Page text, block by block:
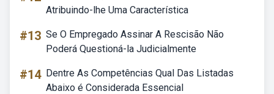
Atribuindo-lhe Uma Característica
#13 Se O Empregado Assinar A Rescisão Não
Poderá Questioná-la Judicialmente
#14 Dentre As Competências Qual Das Listadas
Abaixo é Considerada Essencial